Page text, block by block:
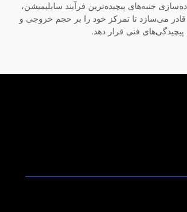
جنبه‌های پیچیده‌ترین فرآیند سابلیمیشن،
قادر می‌سازد تا تمرکز خود را بر حجم خروجی و
پیچیدگی‌های فنی قرار دهد.